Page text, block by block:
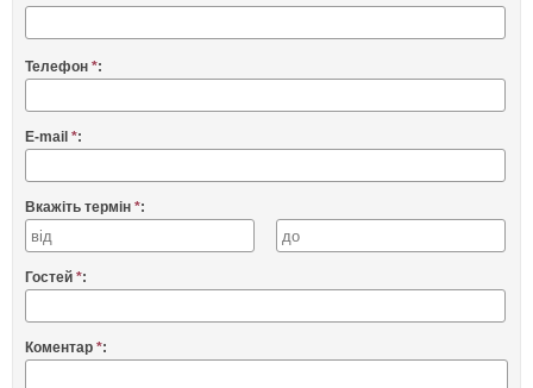
Телефон *:
E-mail *:
Вкажіть термін *:
Гостей *:
Коментар *: